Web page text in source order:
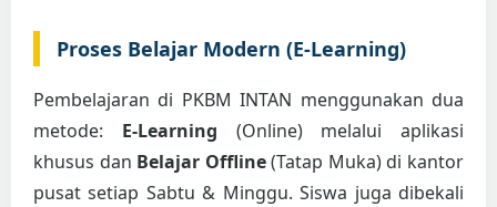
Proses Belajar Modern (E-Learning)
Pembelajaran di PKBM INTAN menggunakan dua
metode: E-Learning (Online) melalui aplikasi
khusus dan Belajar Offline(Tatap Muka) di kantor
pusat setiap Sabtu & Minggu. Siswa juga dibekali